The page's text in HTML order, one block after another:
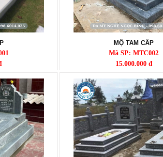
MỘ TAM CẤP
Mã SP: MTC002
15.000.000 đ